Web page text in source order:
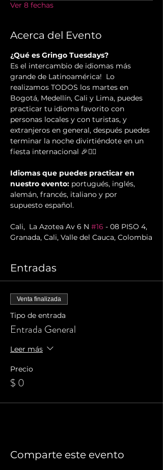
Ver 8 fechas
Acerca del Evento
¿Qué es Gringo Tuesdays?
Es el intercambio de idiomas más
grande de Latinoamérica!  Lo
realizamos TODOS los martes en
Bogotá, Medellín, Cali y Lima, puedes
practicar tu idioma favorito con
personas locales y con turistas, y
extranjeros en general, después puedes
terminar la noche divirtiéndote en un
fiesta internacional 🎉✌🏻️
Idiomas que puedes practicar en
nuestro evento: portugués, inglés,
alemán, francés, italiano y por
supuesto español.
Cali,  La Azotea Av 6 N #16 - 08 PISO 4,
Granada, Cali, Valle del Cauca, Colombia
Entradas
Venta finalizada
Tipo de entrada
Entrada General
Leer más
Precio
$ 0
Comparte este evento